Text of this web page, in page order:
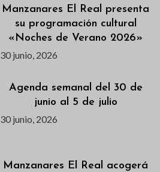
Manzanares El Real presenta
su programación cultural
«Noches de Verano 2026»
30 junio, 2026
Agenda semanal del 30 de
junio al 5 de julio
30 junio, 2026
Manzanares El Real acogerá